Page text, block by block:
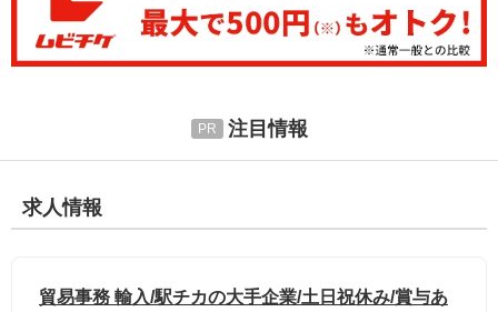
注目情報
求人情報
貿易事務 輸入/駅チカの大手企業/土日祝休み/賞与あ